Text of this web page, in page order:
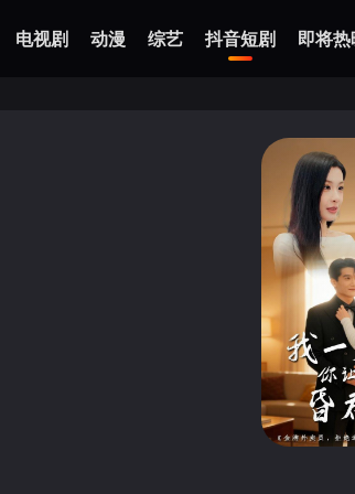
电视剧 动漫 综艺 抖音短剧 即将热